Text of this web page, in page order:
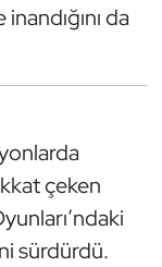
da
çeken
sürdürdü.